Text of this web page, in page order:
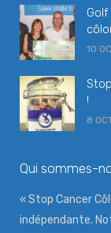
10
!
8
Qui sommes-
« Stop Cancer
indépendante.